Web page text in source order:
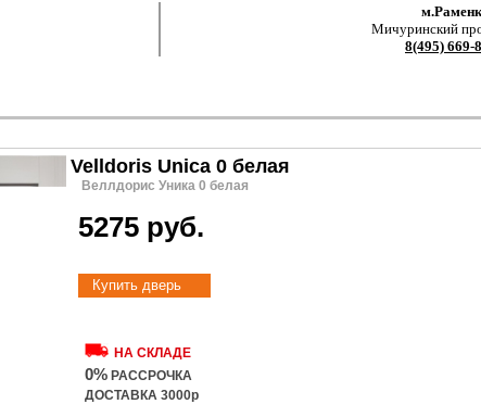
Мичуринский
8(495) 669-
Velldoris Unica 0 белая
Веллдорис Уника 0 белая
5275 руб.
Купить дверь
НА СКЛАДЕ
0% РАССРОЧКА
ДОСТАВКА 3000р